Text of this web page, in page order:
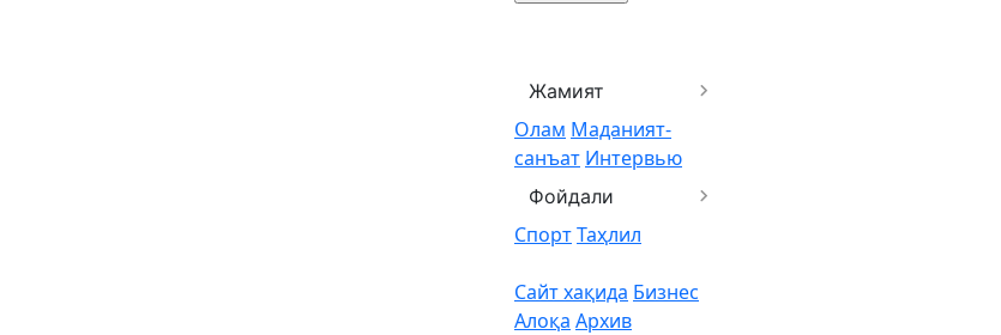
Жамият
Олам Маданият-
санъат Интервью
Фойдали
СпортТаҳлил
Сайт хақида Бизнес
Алоқа Архив